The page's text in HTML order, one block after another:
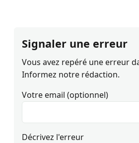
Signaler une erreur
Vous avez repéré une erreur
Informez notre rédaction.
Votre email (optionnel)
Décrivez l'erreur